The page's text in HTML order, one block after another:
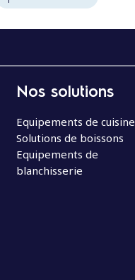
Nos solutions
Equipements de cuisine
Solutions de boissons
Equipements de
blanchisserie